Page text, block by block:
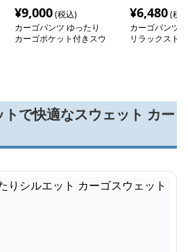
¥9,000(税込)
カーゴパンツ ゆったり
カーゴポケット付きスウ
¥6,480(税
カーゴパンツ
リラックスド
で快適なスウェット カー